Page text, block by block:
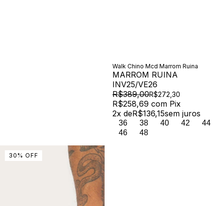
Walk Chino Mcd Marrom Ruina
MARROM RUINA
INV25/VE26
R$389,00R$272,30
R$258,69 com Pix
2x deR$136,15sem juros
36 38 40 42
44
46
48
30 % OFF